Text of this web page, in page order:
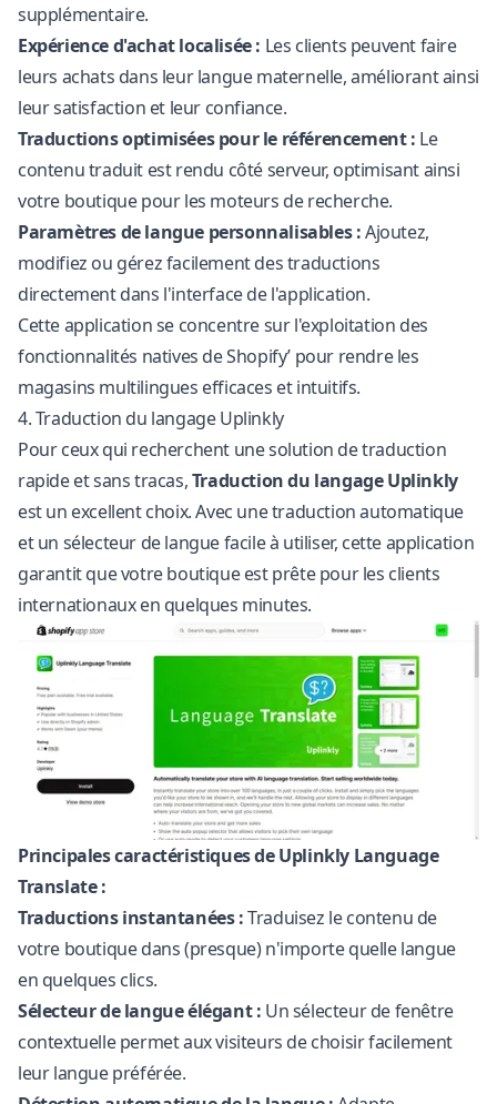
supplémentaire.
Expérience d'achat localisée : Les clients peuvent faire
leurs achats dans leur langue maternelle, améliorant ainsi
leur satisfaction et leur confiance.
Traductions optimisées pour le référencement : Le
contenu traduit est rendu côté serveur, optimisant ainsi
votre boutique pour les moteurs de recherche.
Paramètres de langue personnalisables :Ajoutez,
modifiez ou gérez facilement des traductions
directement dans l'interface de l'application.
Cette application se concentre sur l'exploitation des
fonctionnalités natives de Shopify’ pour rendre les
magasins multilingues efficaces et intuitifs.
4. Traduction du langage Uplinkly
Pour ceux qui recherchent une solution de traduction
rapide et sans tracas,Traduction du langage Uplinkly
est un excellent choix. Avec une traduction automatique
et un sélecteur de langue facile à utiliser, cette application
garantit que votre boutique est prête pour les clients
internationaux en quelques minutes.
Principales caractéristiques de Uplinkly Language
Translate :
Traductions instantanées :Traduisez le contenu de
votre boutique dans (presque) n'importe quelle langue
en quelques clics.
Sélecteur de langue élégant : Un sélecteur de fenêtre
contextuelle permet aux visiteurs de choisir facilement
leur langue préférée.